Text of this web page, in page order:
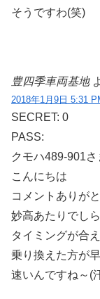
そうですわ(笑)
豊四季車両基地
2018年1月9日 5:31
SECRET: 0
PASS:
クモハ489-901さ
こんにちは
コメントありが
妙高あたりでし
タイミングが合
乗り換えた方が
速いんですね～(